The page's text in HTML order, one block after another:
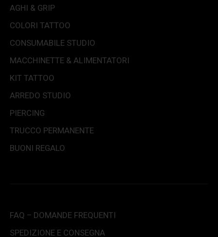
AGHI & GRIP
COLORI TATTOO
CONSUMABILE STUDIO
MACCHINETTE & ALIMENTATORI
KIT TATTOO
ARREDO STUDIO
PIERCING
TRUCCO PERMANENTE
BUONI REGALO
FAQ – DOMANDE FREQUENTI
SPEDIZIONE E CONSEGNA